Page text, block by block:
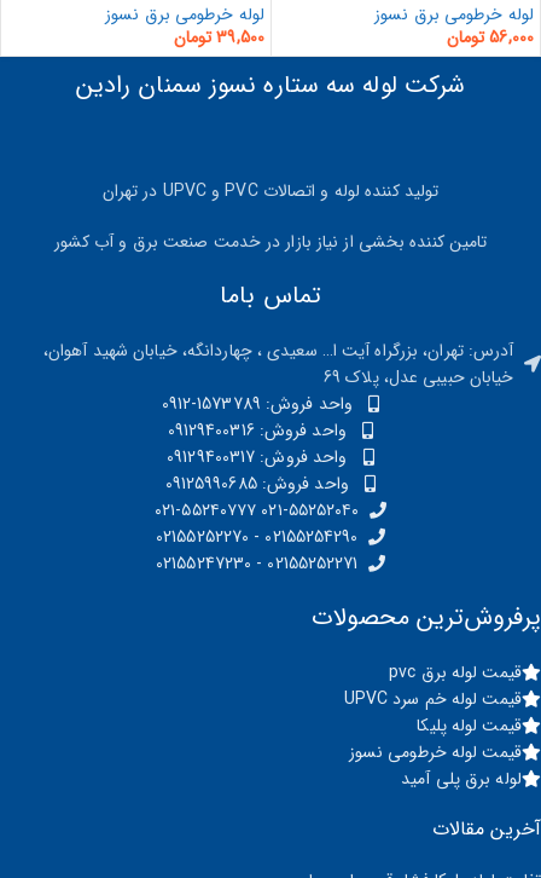
لوله خرطومی برق نسوز
56,000تومان
لوله خرطومی برق نسوز
39,500تومان
شرکت لوله سه ستاره نسوز سمنان رادین
تولید کننده لوله و اتصالات PVC و UPVC در تهران
تامین کننده بخشی از نیاز بازار در خدمت صنعت برق و آب کشور
تماس باما
آدرس: تهران، بزرگراه آیت ا… سعیدی ، چهاردانگه، خیابان شهید آهوان،
خیابان حبیبی عدل، پلاک 69
واحد فروش: 1573789-0912
واحد فروش: 09129400316
واحد فروش: 09129400317
واحد فروش: 09125990685
۰۲۱-۵۵۲۵۲۰۴۰ ۰۲۱-۵۵۲۴۰۷۷۷
02155254290 - 02155252270
02155252271 - 02155247230
پرفروش‌ترین محصولات
قیمت لوله برق pvc
قیمت لوله خم سرد UPVC
قیمت لوله پلیکا
قیمت لوله خرطومی نسوز
لوله برق پلی آمید
آخرین مقالات